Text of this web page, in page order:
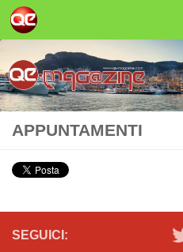
Salta al contenuto
APPUNTAMENTI
SEGUICI: